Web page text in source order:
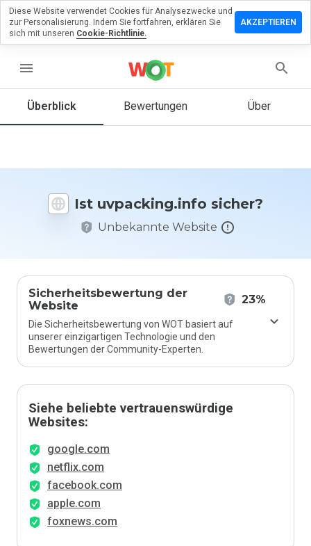
menu
Überblick Bewertungen Über
Ist uvpacking.info sicher?
Unbekannte Website
Sicherheitsbewertung der
Website
23%
Die Sicherheitsbewertung von WOT basiert auf
unserer einzigartigen Technologie und den
Bewertungen der Community-Experten.
Siehe beliebte vertrauenswürdige
Websites:
google.com
netflix.com
facebook.com
apple.com
foxnews.com
zu
Sie diese
auf einer
Skala von
Diese Website verwendet Cookies für Analysezwecke und
zur Personalisierung. Indem Sie fortfahren, erklären Sie
sich mit unseren Cookie-Richtlinie.
AKZEPTIEREN